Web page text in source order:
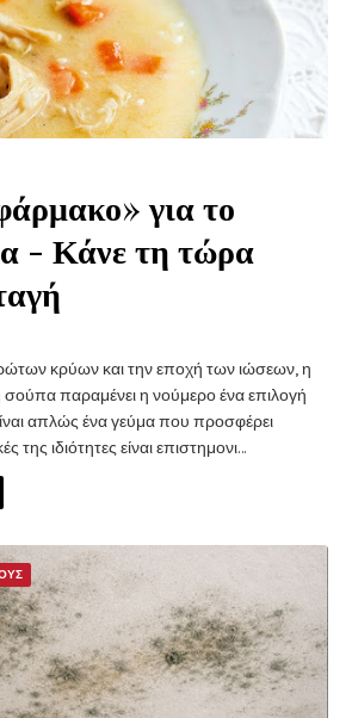
για το
- Κάνε τη τώρα
κρύων και την εποχή των ιώσεων, η
παραμένει η νούμερο ένα επιλογή
απλώς ένα γεύμα που προσφέρει
της ιδιότητες είναι επιστημονι…